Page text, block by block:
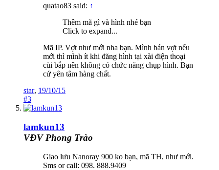
quatao83 said: ↑
Thêm mã gì và hình nhé bạn
Click to expand...
Mã IP. Vợt như mới nha bạn. Mình bán vợt nếu
mới thì mình ít khi đăng hình tại xài điện thoại
cùi bắp nên không có chức năng chụp hình. Bạn
cứ yên tâm hàng chất.
star, 19/10/15
#3
lamkun13
VĐV Phong Trào
Giao lưu Nanoray 900 ko bạn, mã TH, như mới.
Sms or call: 098. 888.9409